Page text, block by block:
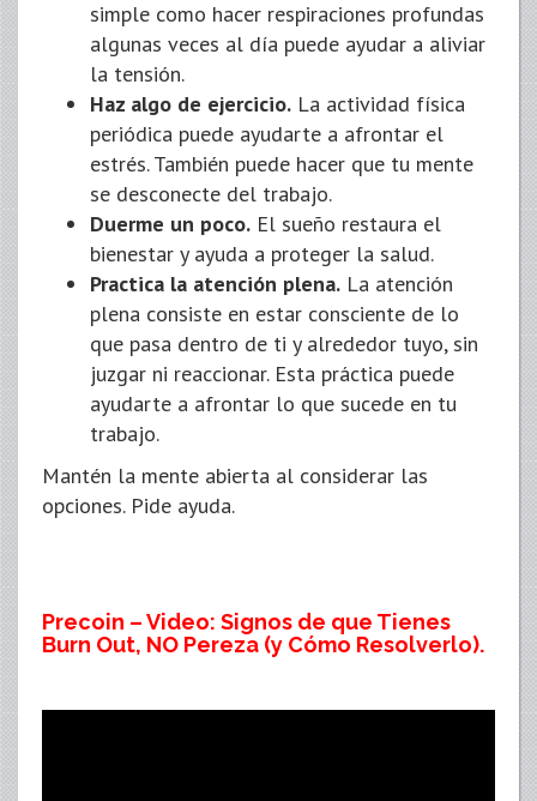
simple como hacer respiraciones profundas
algunas veces al día puede ayudar a aliviar
la tensión.
Haz algo de ejercicio. La actividad física
periódica puede ayudarte a afrontar el
estrés. También puede hacer que tu mente
se desconecte del trabajo.
Duerme un poco. El sueño restaura el
bienestar y ayuda a proteger la salud.
Practica la atención plena. La atención
plena consiste en estar consciente de lo
que pasa dentro de ti y alrededor tuyo, sin
juzgar ni reaccionar. Esta práctica puede
ayudarte a afrontar lo que sucede en tu
trabajo.
Mantén la mente abierta al considerar las
opciones. Pide ayuda.
Precoin – Video: Signos de que Tienes
Burn Out, NO Pereza (y Cómo Resolverlo).